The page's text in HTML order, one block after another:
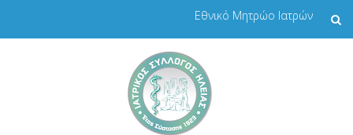
Εθνικό Μητρώο Ιατρών